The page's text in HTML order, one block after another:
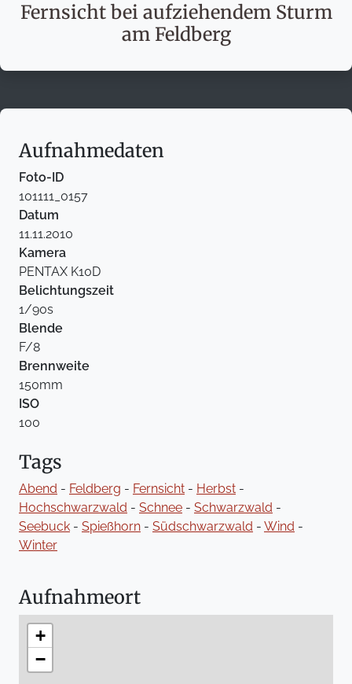
Fernsicht bei aufziehendem Sturm
am Feldberg
Aufnahmedaten
Foto-ID
101111_0157
Datum
11.11.2010
Kamera
PENTAX K10D
Belichtungszeit
1/90s
Blende
F/8
Brennweite
150mm
ISO
100
Tags
Abend - Feldberg - Fernsicht - Herbst -
Hochschwarzwald - Schnee - Schwarzwald -
Seebuck - Spießhorn - Südschwarzwald - Wind -
Winter
Aufnahmeort
+
−